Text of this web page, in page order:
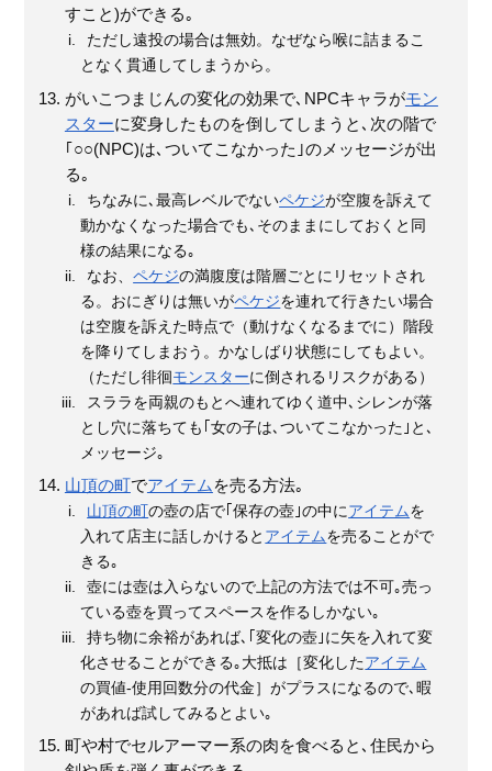
すこと)ができる｡
ただし遠投の場合は無効。なぜなら喉に詰まるこ
となく貫通してしまうから。
がいこつまじんの変化の効果で､NPCキャラがモン
スターに変身したものを倒してしまうと､次の階で
｢○○(NPC)は､ついてこなかった｣のメッセージが出
る｡
ちなみに､最高レベルでないペケジが空腹を訴えて
動かなくなった場合でも､そのままにしておくと同
様の結果になる｡
なお、ペケジの満腹度は階層ごとにリセットされ
る。おにぎりは無いがペケジを連れて行きたい場合
は空腹を訴えた時点で（動けなくなるまでに）階段
を降りてしまおう。かなしばり状態にしてもよい。
（ただし徘徊モンスターに倒されるリスクがある）
スララを両親のもとへ連れてゆく道中､シレンが落
とし穴に落ちても｢女の子は､ついてこなかった｣と､
メッセージ｡
山頂の町でアイテム を売る方法｡
山頂の町の壺の店で｢保存の壺｣の中にアイテムを
入れて店主に話しかけると アイテムを売ることがで
きる｡
壺には壺は入らないので上記の方法では不可｡売っ
ている壺を買ってスペースを作るしかない｡
持ち物に余裕があれば､｢変化の壺｣に矢を入れて変
化させることができる｡大抵は［変化したアイテム
の買値-使用回数分の代金］がプラスになるので､暇
があれば試してみるとよい｡
町や村でセルアーマー系の肉を食べると､住民から